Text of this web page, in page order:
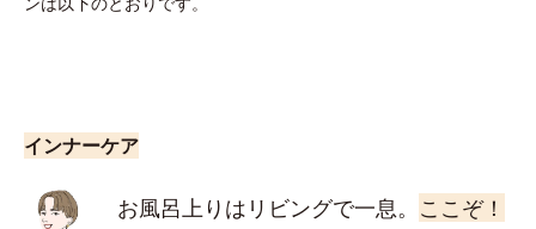
インナーケア
お風呂上りはリビングで一息。 ここぞ！